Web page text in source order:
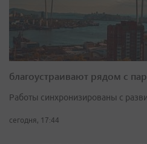
благоустраивают рядом с
Работы синхронизированы с
сегодня, 17:44